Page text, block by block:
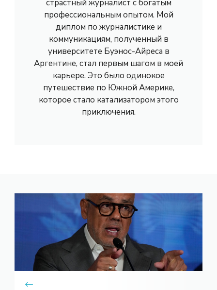
страстный журналист с богатым
профессиональным опытом. Мой
диплом по журналистике и
коммуникациям, полученный в
университете Буэнос-Айреса в
Аргентине, стал первым шагом в моей
карьере. Это было одинокое
путешествие по Южной Америке,
которое стало катализатором этого
приключения.